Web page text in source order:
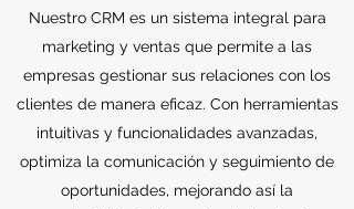
Nuestro CRM es un sistema integral para
marketing y ventas que permite a las
empresas gestionar sus relaciones con los
clientes de manera eficaz. Con herramientas
intuitivas y funcionalidades avanzadas,
optimiza la comunicación y seguimiento de
oportunidades, mejorando así la